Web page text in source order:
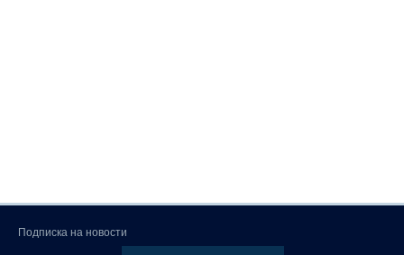
Подписка на новости